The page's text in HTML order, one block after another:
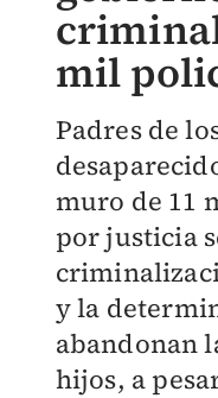
mil
Padres de
muro de 11
por justicia
y la
abandonan
hijos, a